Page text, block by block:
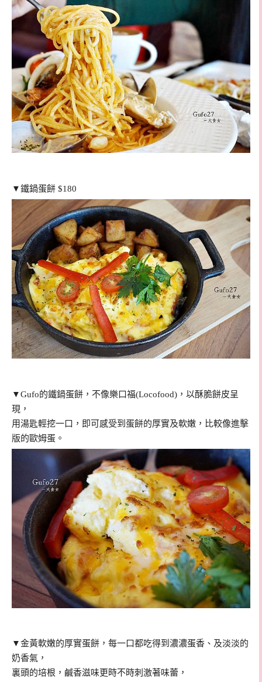
▼鐵鍋蛋餅 $180
▼Gufo的鐵鍋蛋餅，不像樂口福(Locofood)，以酥脆餅皮呈
現，
用湯匙輕挖一口，即可感受到蛋餅的厚實及軟嫩，比較像進擊
版的歐姆蛋。
▼金黃軟嫩的厚實蛋餅，每一口都吃得到濃濃蛋香、及淡淡的
奶香氣，
裏頭的培根，鹹香滋味更時不時刺激著味蕾，